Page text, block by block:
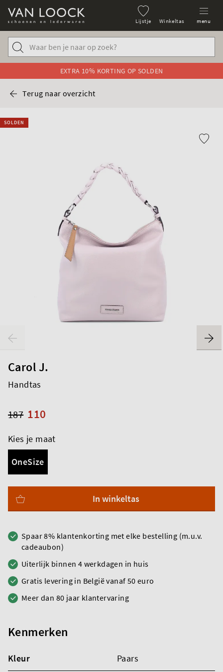
Lijstje Winkeltas menu
EXTRA 10% KORTING OP SOLDEN
Terug naar overzicht
SOLDEN
Carol J.
Handtas
110
187
Kies je maat
OneSize
In winkeltas
Spaar 8% klantenkorting met elke bestelling (m.u.v.
cadeaubon)
Uiterlijk binnen 4 werkdagen in huis
Gratis levering in België vanaf 50 euro
Meer dan 80 jaar klantervaring
Kenmerken
Kleur Paars